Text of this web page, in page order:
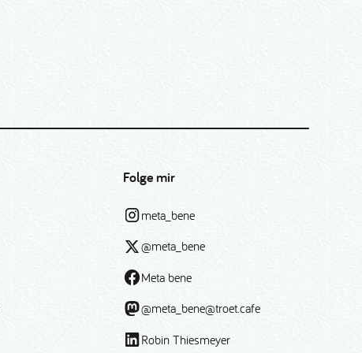
Folge mir
meta_bene
@meta_bene
Meta bene
@meta_bene@troet.cafe
Robin Thiesmeyer